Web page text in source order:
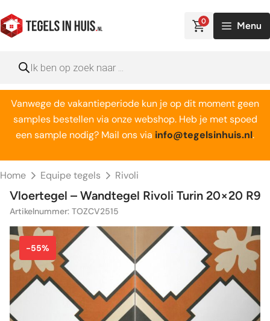
naar
de
0 Menu
zoeken
Vanwege de vakantieperiode kun je op dit moment geen
samples bestellen via onze webshop. Heb je met spoed
een sample nodig? Mail ons via info@tegelsinhuis.nl.
Home Equipe tegels Rivoli
Vloertegel – Wandtegel Rivoli Turin 20×20 R9
Artikelnummer: TOZCV2515
-55%